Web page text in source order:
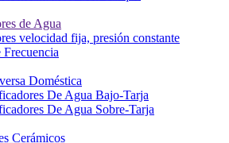
de Agua
velocidad fija, presión constante
Doméstica
De Agua Bajo-Tarja
De Agua Sobre-Tarja
Cerámicos